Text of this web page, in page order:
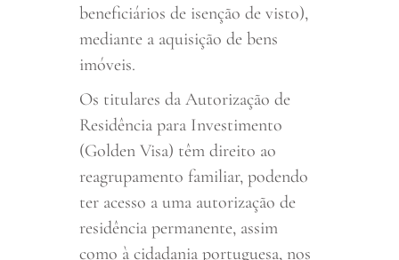
beneficiários de isenção de visto),
mediante a aquisição de bens
imóveis.
Os titulares da Autorização de
Residência para Investimento
(Golden Visa) têm direito ao
reagrupamento familiar, podendo
ter acesso a uma autorização de
residência permanente, assim
como à cidadania portuguesa, nos